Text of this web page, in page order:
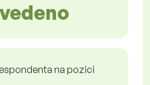
na pozici